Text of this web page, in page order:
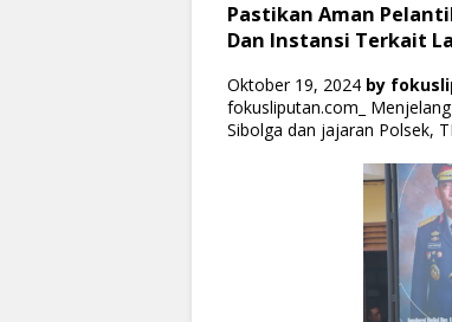
Pastikan Aman
Dan Instansi Terkait
Oktober 19, 2024 by
fokusliputan.com_
Sibolga dan jajaran Polsek,